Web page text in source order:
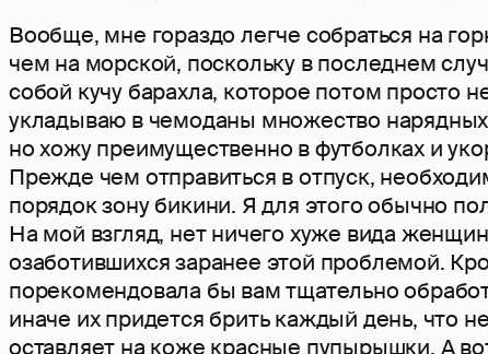
Вообще, мне гораздо легче собраться на
чем на морской, поскольку в последнем
собой кучу барахла, которое потом просто
укладываю в чемоданы множество
но хожу преимущественно в футболках и
Прежде чем отправиться в отпуск,
порядок зону бикини. Я для этого обычно
На мой взгляд, нет ничего хуже вида
озаботившихся заранее этой проблемой.
порекомендовала бы вам тщательно
иначе их придется брить каждый день, что
оставляет на коже красные пупырышки. А